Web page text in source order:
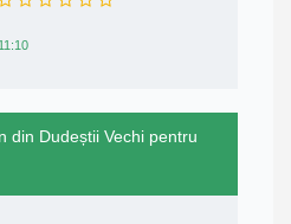
din Dudeștii Vechi pentru